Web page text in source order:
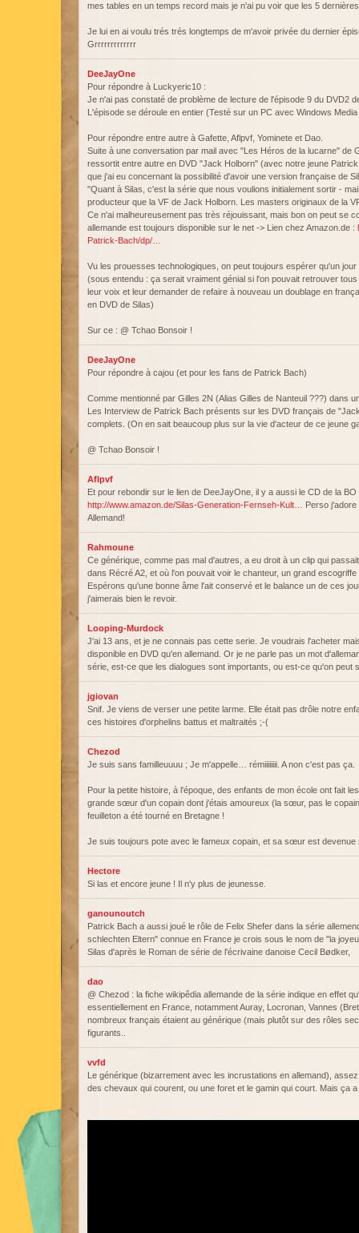
mes tables en un temps record mais je n'ai pu voir que les 5
Je lui en ai voulu trés trés longtemps de m'avoir privée du dernier
Grrrrrrrrrrrrr
DeeJayOne
Pour répondre à Luckyeric10 :
Je n'ai pas constaté de problème de lecture de l'épisode 9 du DVD2
L'épisode se déroule en entier (Testé sur un PC avec Windows
Pour répondre entre autre à Gafette, Aflpvf, Yominete et Dao.
Suite à une conversation par mail avec "Les Héros de la lucarne" de
ressortit entre autre en DVD "Jack Holborn" (avec notre jeune
que j'ai eu concernant la possibilité d'avoir une version française de
"Quant à Silas, c'est la série que nous voulions initialement sortir -
producteur que la VF de Jack Holborn. Les masters originaux de la
Ce n'ai malheureusement pas très réjouissant, mais bon on peut se
allemande est toujours disponible sur le net -> Lien chez Amazon.de :
Patrick-Bach/dp/…
Vu les prouesses technologiques, on peut toujours espérer qu'un
(sous entendu : ça serait vraiment génial si l'on pouvait retrouver
leur voix et leur demander de refaire à nouveau un doublage en
en DVD de Silas)
Sur ce : @ Tchao Bonsoir !
DeeJayOne
Pour répondre à cajou (et pour les fans de Patrick Bach)
Comme mentionné par Gilles 2N (Alias Gilles de Nanteuil ???) dans
Les Interview de Patrick Bach présents sur les DVD français de
complets. (On en sait beaucoup plus sur la vie d'acteur de ce jeune
@ Tchao Bonsoir !
Aflpvf
Et pour rebondir sur le lien de DeeJayOne, il y a aussi le CD de la BO
http://www.amazon.de/Silas-Generation-Fernseh-Kult…
Perso
Allemand!
Rahmoune
Ce générique, comme pas mal d'autres, a eu droit à un clip qui
dans Récré A2, et où l'on pouvait voir le chanteur, un grand
Espérons qu'une bonne âme l'ait conservé et le balance un de ces
j'aimerais bien le revoir.
Looping-Murdock
J'ai 13 ans, et je ne connais pas cette serie. Je voudrais l'acheter
disponible en DVD qu'en allemand. Or je ne parle pas un mot
série, est-ce que les dialogues sont importants, ou est-ce qu'on peut
jgiovan
Snif. Je viens de verser une petite larme. Elle était pas drôle notre
ces histoires d'orphelins battus et maltraités ;-(
Chezod
Je suis sans familleuuuu ; Je m'appelle… rémiiiiiiii. A non c'est pas ça.
Pour la petite histoire, à l'époque, des enfants de mon école ont fait
grande sœur d'un copain dont j'étais amoureux (la sœur, pas le
feuilleton a été tourné en Bretagne !
Je suis toujours pote avec le fameux copain, et sa sœur est devenue
Hectore
Si las et encore jeune ! Il n'y plus de jeunesse.
ganounoutch
Patrick Bach a aussi joué le rôle de Felix Shefer dans la série
schlechten Eltern" connue en France je crois sous le nom de "la
Silas d'après le Roman de série de l'écrivaine danoise Cecil Bødker,
dao
@ Chezod : la fiche wikipêdia allemande de la série indique en effet
essentiellement en France, notamment Auray, Locronan, Vannes
nombreux français étaient au générique (mais plutôt sur des rôles
figurants..
vvfd
Le générique (bizarrement avec les incrustations en allemand),
des chevaux qui courent, ou une foret et le gamin qui court. Mais ça